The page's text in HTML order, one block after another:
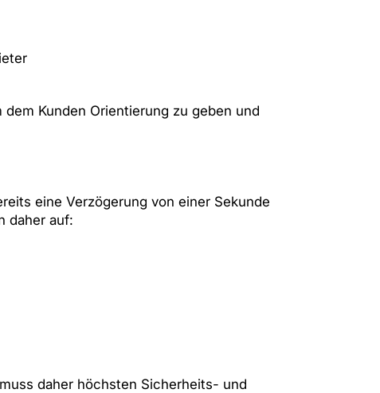
Kunden Orientierung zu geben und
eine Verzögerung von einer Sekunde
daher auf:
daher höchsten Sicherheits- und